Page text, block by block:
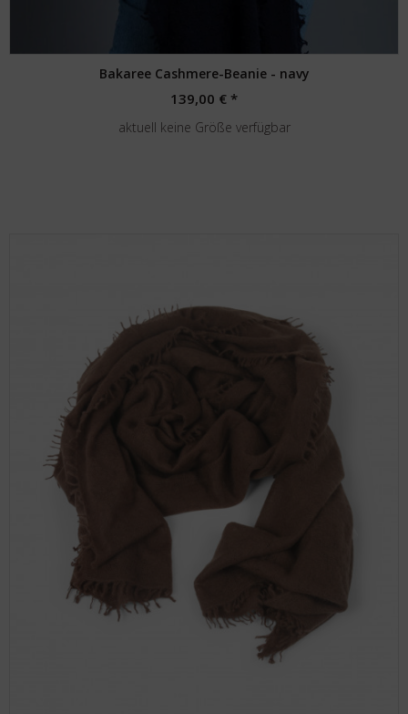
Bakaree Cashmere-Beanie - navy
139,00 € *
aktuell keine Größe verfügbar